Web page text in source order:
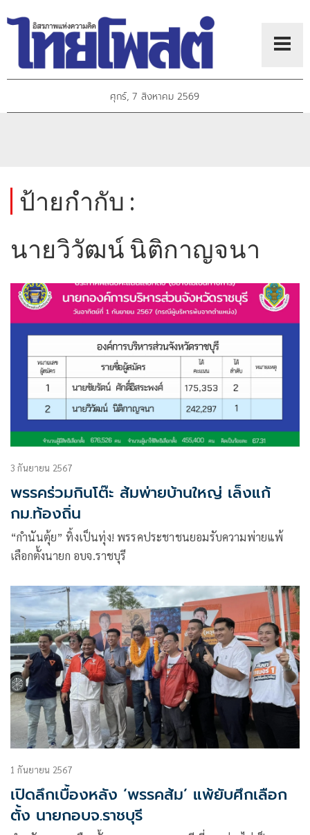
ศุกร์, 7 สิงหาคม 2569
ป้ายกำกับ :
นายวิวัฒน์ นิติกาญจนา
3 กันยายน 2567
พรรคร่วมกินโต๊ะ ส้มพ่ายบ้านใหญ่ เล็งแก้
กม.ท้องถิ่น
“กำนันตุ้ย” ทิ้งเป็นทุ่ง! พรรคประชาชนยอมรับความพ่ายแพ้
เลือกตั้งนายก อบจ.ราชบุรี
1 กันยายน 2567
เปิดลึกเบื้องหลัง ‘พรรคส้ม’ แพ้ยับศึกเลือก
ตั้ง นายกอบจ.ราชบุรี